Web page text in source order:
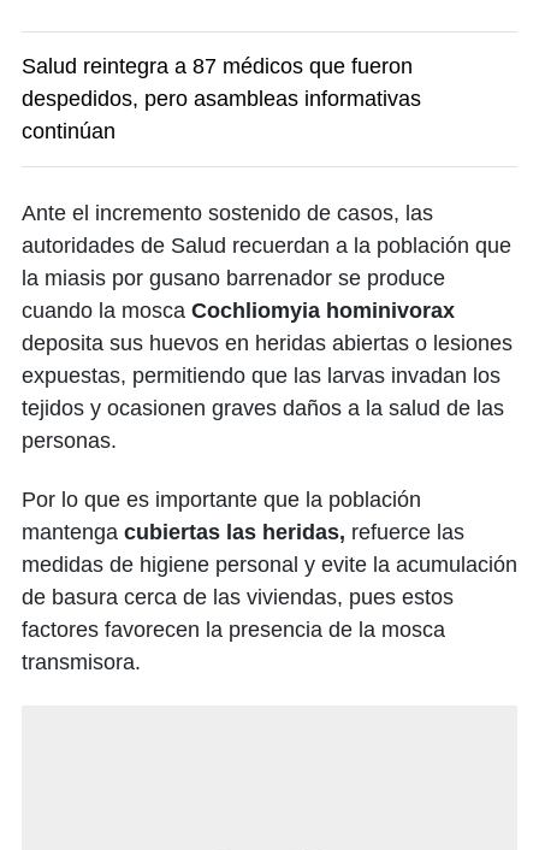
Salud reintegra a 87 médicos que fueron
despedidos, pero asambleas informativas
continúan
Ante el incremento sostenido de casos, las
autoridades de Salud recuerdan a la población que
la miasis por gusano barrenador se produce
cuando la mosca Cochliomyia hominivorax
deposita sus huevos en heridas abiertas o lesiones
expuestas, permitiendo que las larvas invadan los
tejidos y ocasionen graves daños a la salud de las
personas.
Por lo que es importante que la población
mantenga cubiertas las heridas, refuerce las
medidas de higiene personal y evite la acumulación
de basura cerca de las viviendas, pues estos
factores favorecen la presencia de la mosca
transmisora.